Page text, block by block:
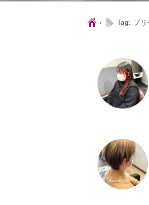
Ç › l Tag: ブリ